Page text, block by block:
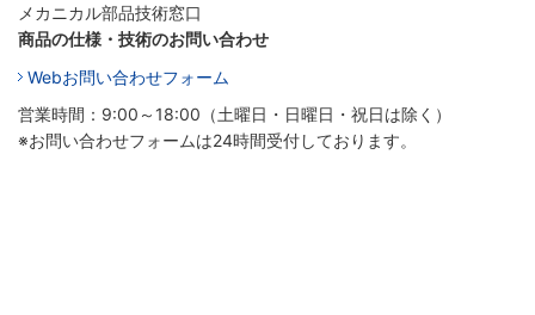
メカニカル部品技術窓口
商品の仕様・技術のお問い合わせ
Webお問い合わせフォーム
営業時間：9:00～18:00（土曜日・日曜日・祝日は除く）
※お問い合わせフォームは24時間受付しております。